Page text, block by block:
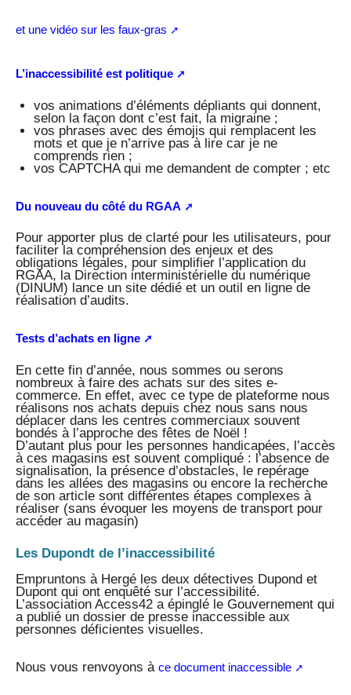
et une vidéo sur les faux-gras
L’inaccessibilité est politique
vos animations d’éléments dépliants qui donnent,
selon la façon dont c’est fait, la migraine ;
vos phrases avec des émojis qui remplacent les
mots et que je n’arrive pas à lire car je ne
comprends rien ;
vos CAPTCHA qui me demandent de compter ; etc
Du nouveau du côté du RGAA
Pour apporter plus de clarté pour les utilisateurs, pour
faciliter la compréhension des enjeux et des
obligations légales, pour simplifier l’application du
RGAA, la Direction interministérielle du numérique
(DINUM) lance un site dédié et un outil en ligne de
réalisation d’audits.
Tests d’achats en ligne
En cette fin d’année, nous sommes ou serons
nombreux à faire des achats sur des sites e-
commerce. En effet, avec ce type de plateforme nous
réalisons nos achats depuis chez nous sans nous
déplacer dans les centres commerciaux souvent
bondés à l’approche des fêtes de Noël !
D’autant plus pour les personnes handicapées, l’accès
à ces magasins est souvent compliqué : l’absence de
signalisation, la présence d’obstacles, le repérage
dans les allées des magasins ou encore la recherche
de son article sont différentes étapes complexes à
réaliser (sans évoquer les moyens de transport pour
accéder au magasin)
Les Dupondt de l’inaccessibilité
Empruntons à Hergé les deux détectives Dupond et
Dupont qui ont enquêté sur l’accessibilité.
L’association Access42 a épinglé le Gouvernement qui
a publié un dossier de presse inaccessible aux
personnes déficientes visuelles.
Nous vous renvoyons à ce document inaccessible